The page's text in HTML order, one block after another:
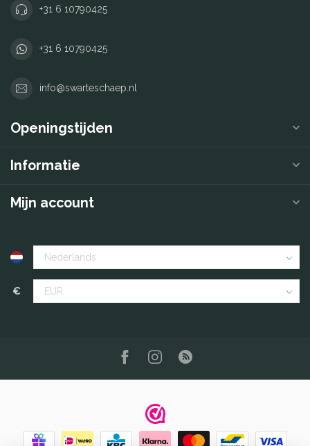
+31 6 10790425
+31 6 10790425
info@swarteschaep.nl
Openingstijden
Informatie
Mijn account
€